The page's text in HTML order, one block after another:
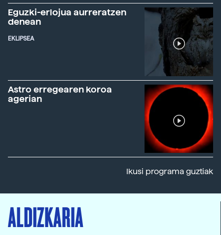
Eguzki-erlojua aurreratzen
denean
EKLIPSEA
Astro erregearen koroa
agerian
Ikusi programa guztiak
ALDIZKARIA